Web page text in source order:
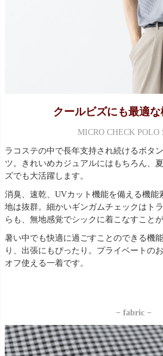
クールビズにも最適な
MICRO CHECK POLO
ラコステの中で長年支持され続けるボタ
ツ。きれいめカジュアルにはもちろん、
ズでも大活躍します。
消臭、速乾、UVカット機能を備える機能
地は抜群。細かいギンガムチェックはト
らも、無地感覚でシックに着こなすことが
暑い中でも快適に過ごすことのできる機
り、出張にもぴったり。プライベートの
オフ使える一着です。
− fabric −